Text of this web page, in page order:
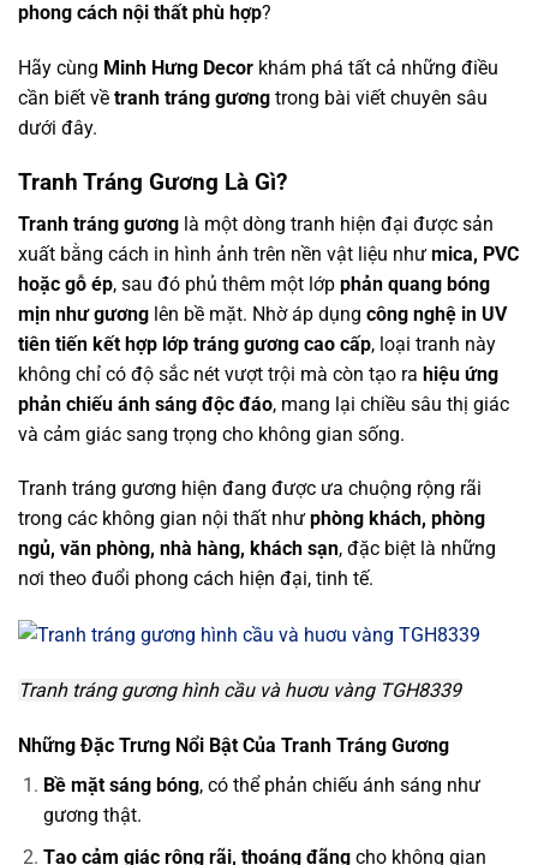
phong cách nội thất phù hợp?
Hãy cùng Minh Hưng Decor khám phá tất cả những điều
cần biết về tranh tráng gương trong bài viết chuyên sâu
dưới đây.
Tranh Tráng Gương Là Gì?
Tranh tráng gương là một dòng tranh hiện đại được sản
xuất bằng cách in hình ảnh trên nền vật liệu như mica, PVC
hoặc gỗ ép, sau đó phủ thêm một lớp phản quang bóng
mịn như gương lên bề mặt. Nhờ áp dụng công nghệ in UV
tiên tiến kết hợp lớp tráng gương cao cấp, loại tranh này
không chỉ có độ sắc nét vượt trội mà còn tạo ra hiệu ứng
phản chiếu ánh sáng độc đáo, mang lại chiều sâu thị giác
và cảm giác sang trọng cho không gian sống.
Tranh tráng gương hiện đang được ưa chuộng rộng rãi
trong các không gian nội thất như phòng khách, phòng
ngủ, văn phòng, nhà hàng, khách sạn, đặc biệt là những
nơi theo đuổi phong cách hiện đại, tinh tế.
Tranh tráng gương hình cầu và huơu vàng TGH8339
Những Đặc Trưng Nổi Bật Của Tranh Tráng Gương
Bề mặt sáng bóng, có thể phản chiếu ánh sáng như
gương thật.
Tạo cảm giác rộng rãi, thoáng đãngcho không gian